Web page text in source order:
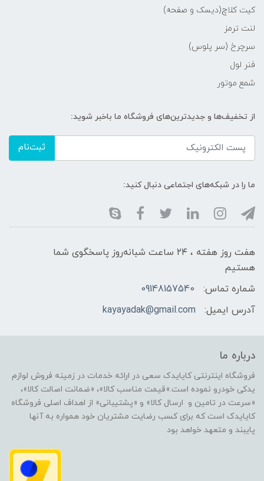
کیت کلاچ(دیسک و صفحه)
لنت ترمز
سرچرخ (سر پلوس)
فنر لول
شمع موتور
از تخفیف‌ها و جدیدترین‌های فروشگاه ما باخبر شوید:
ثبت‌نام
ما را در شبکه‌های اجتماعی دنبال کنید:
هفت روز هفته ، ۲۴ ساعت شبانه‌روز پاسخگوی شما
هستیم
شماره تماس:
09148157540
آدرس ایمیل:
kayayadak@gmail.com
درباره ما
فروشگاه اینترنتی کایایدک سعی در ارائه خدمات در زمینه فروش لوازم
یدکی خودرو نموده است.«قیمت مناسب کالا»، «ضمانت اصالت کالا»،
«سرعت در تامین و ارسال کالا» و «پشتیبانی» از اهداف اصلی فروشگاه
کایایدک است که برای کسب رضایت مشتریان خود همواره به آنها
پایبند و متعهد خواهد بود